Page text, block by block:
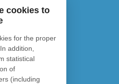
cookies to
for the proper
addition,
statistical
of
(including